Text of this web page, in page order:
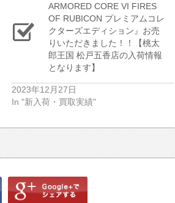
ARMORED CORE VI FIRES
OF RUBICON プレミアムコレ
クターズエディション』お売
りいただきました！！【桃太
郎王国 松戸五香店の入荷情報
となります】
2023年12月27日
In "新入荷・買取実績"